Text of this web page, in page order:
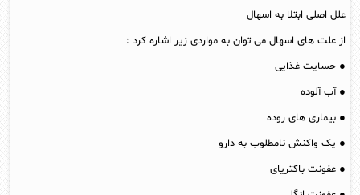
علل اصلی ابتلا به اسهال
از علت های اسهال می توان به مواردی زیر اشاره کرد :
● حسایت غذایی
● آب آلوده
● بیماری های روده
● یک واکنش نامطلوب به دارو
● عفونت باکتریای